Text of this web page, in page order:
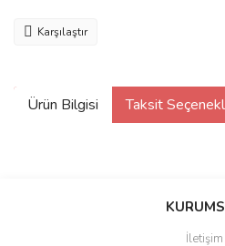
Karşılaştır
Ürün Bilgisi Taksit
İletişim